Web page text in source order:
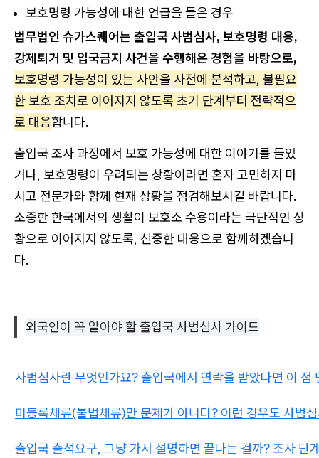
보호명령 가능성에 대한 언급을 들은 경우
법무법인 슈가스퀘어는 출입국 사범심사, 보호명령 대응,
강제퇴거 및 입국금지 사건을 수행해온 경험을 바탕으로,
보호명령 가능성이 있는 사안을 사전에 분석하고, 불필요
한 보호 조치로 이어지지 않도록 초기 단계부터 전략적으
로 대응합니다.
출입국 조사 과정에서 보호 가능성에 대한 이야기를 들었
거나, 보호명령이 우려되는 상황이라면 혼자 고민하지 마
시고 전문가와 함께 현재 상황을 점검해보시길 바랍니다.
소중한 한국에서의 생활이 보호소 수용이라는 극단적인 상
황으로 이어지지 않도록, 신중한 대응으로 함께하겠습니
다.
외국인이 꼭 알아야 할 출입국 사범심사 가이드
사범심사란 무엇인가요? 출입국에서 연락을 받았다면 이 점
미등록체류(불법체류)만 문제가 아니다? 이런 경우도 사범
출입국 출석요구, 그냥 가서 설명하면 끝나는 걸까? 조사 단